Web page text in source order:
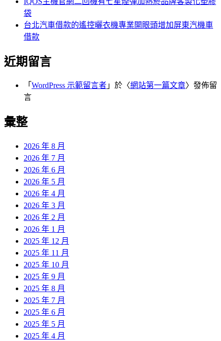
袋
台北汽車借款的遙控曬衣機專業開眼頭增加屏東汽機車
借款
近期留言
「 WordPress 示範留言者 」於〈網站第一篇文章〉發佈留
言
彙整
2026 年 8 月
2026 年 7 月
2026 年 6 月
2026 年 5 月
2026 年 4 月
2026 年 3 月
2026 年 2 月
2026 年 1 月
2025 年 12 月
2025 年 11 月
2025 年 10 月
2025 年 9 月
2025 年 8 月
2025 年 7 月
2025 年 6 月
2025 年 5 月
2025 年 4 月